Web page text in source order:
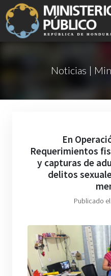
Noticias |
En
Requerimientos
y capturas de
delitos
Publicado